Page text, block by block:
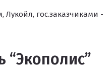
Лукойл, гос.заказчиками -
“Экополис”